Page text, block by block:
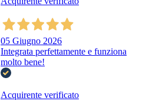
05 Giugno 2026
Integrata perfettamente e funziona
molto bene!
Acquirente verificato